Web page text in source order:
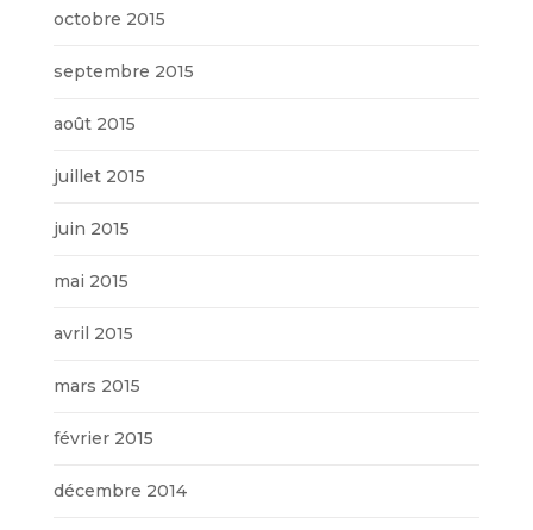
octobre 2015
septembre 2015
août 2015
juillet 2015
juin 2015
mai 2015
avril 2015
mars 2015
février 2015
décembre 2014